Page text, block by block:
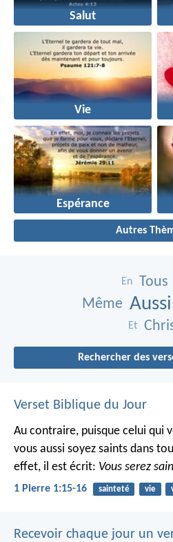
Salut
Vie
Espérance
Autres
En Tous
Même Aussi
Et
Rechercher des
Verset Biblique du Jour
Au contraire, puisque celui qui
vous aussi soyez saints dans
effet, il est écrit: Vous serez
1 Pierre 1:15-16 sainteté vie
Recevoir chaque jour un